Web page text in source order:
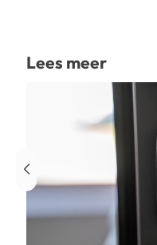
Lees meer